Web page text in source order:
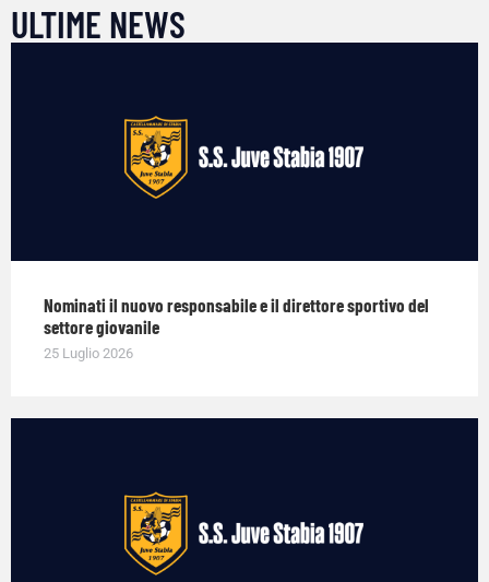
ULTIME NEWS
Nominati il nuovo responsabile e il direttore sportivo del
settore giovanile
25 Luglio 2026